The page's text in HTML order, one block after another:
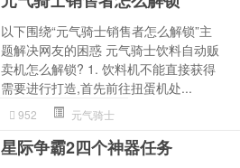
以下围绕“元气骑士销售者怎么解锁”主
题解决网友的困惑 元气骑士饮料自动贩
卖机怎么解锁? 1. 饮料机不能直接获得
需要进行打造,首先前往扭蛋机处...
952 元气骑士
星际争霸2四个神器任务